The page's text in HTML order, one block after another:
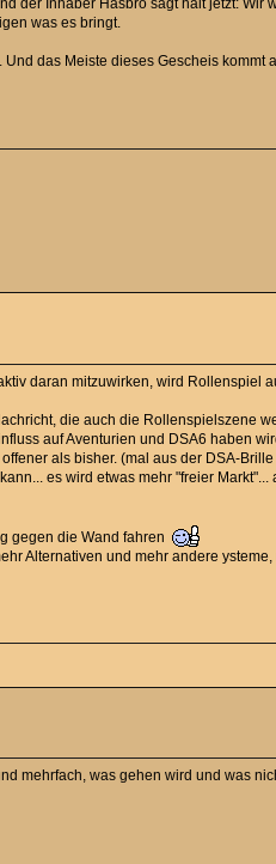
der Inhaber Hasbro sagt halt jetzt:
was es bringt.
das Meiste dieses Gescheis
daran mitzuwirken, wird Rollenspiel
die auch die Rollenspielszene
auf Aventurien und DSA6 haben
als bisher. (mal aus der DSA-
es wird etwas mehr "freier
gegen die Wand fahren
Alternativen und mehr andere ysteme,
mehrfach, was gehen wird und was